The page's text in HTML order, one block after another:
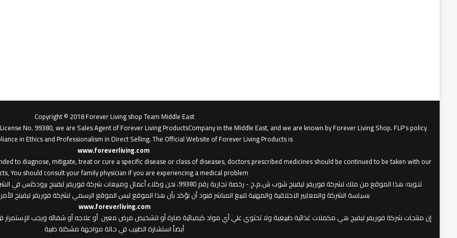
Copyright © 2018 Forever Living shop Team Middle East
No. 99380, we are Sales Agent of Forever Living ProductsCompany in the Middle East, and we are known by Forever Living Shop. FLP's policy
in Ethics and Professionalism in Direct Selling. The Official Website of Forever Living Products is
www.foreverliving.com
to diagnose, mitigate, treat or cure a specific disease or class of diseases, doctors prescribed medicines should be continued to be taken with our
You should consult your family physician if you are experiencing a medical problem.
تنـويه
: هذا الموقع من ملك لشركة فوريفر ليفينج شوب ش.م.ح - رخصة تجارية رقم 99380، نحن وكلاء أعمال
بسياسة الشركة والمعايير الاخلاقية والمهنية للبيع المباشر فنود أن نؤكد بأن هذا الموقع ليس الموقع الرسمي لشركة فوريفر ليفينج
www.foreverliving.com
​إن منتجات شركة فوريفر ليفيج هي مكملات غذائية طبيعية ولا تحتوي علي أي مواد كيميائية ضارة أو لتشخيص مرض معين أو علاجه أو شفائه ويجب الإستمرار
أيضاً استشارة الطبيب في حالة مواجهة مشكلة طبية